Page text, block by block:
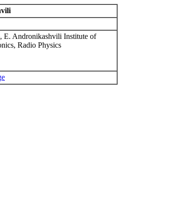
E. Andronikashvili Institute of
Radio Physics